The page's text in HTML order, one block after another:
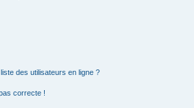
des utilisateurs en ligne ?
correcte !